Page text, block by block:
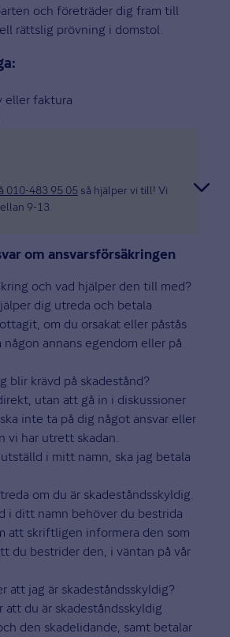
och företräder dig fram till
rättslig prövning i domstol.
eller faktura
010-483 95 05 så hjälper vi till! Vi
9-13.
om ansvarsförsäkringen
och vad hjälper den till med?
dig utreda och betala
om du orsakat eller påstås
någon annans egendom eller på
blir krävd på skadestånd?
utan att gå in i diskussioner
inte ta på dig något ansvar eller
vi har utrett skadan.
i mitt namn, ska jag betala
om du är skadeståndsskyldig.
i ditt namn behöver du bestrida
att skriftligen informera den som
du bestrider den, i väntan på vår
att jag är skadeståndsskyldig?
att du är skadeståndsskyldig
den skadelidande, samt betalar